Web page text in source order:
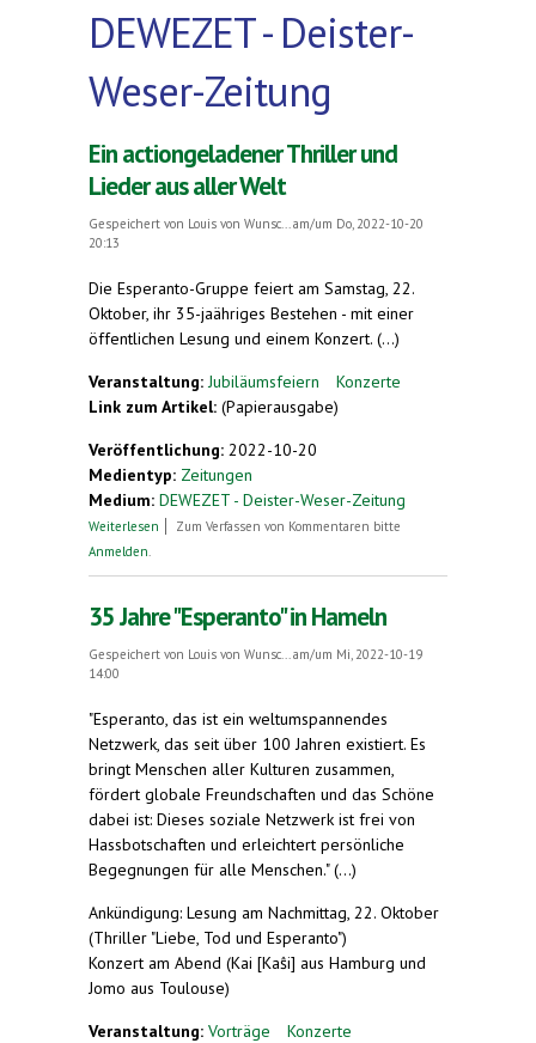
DEWEZET - Deister-
Weser-Zeitung
Ein actiongeladener Thriller und
Lieder aus aller Welt
Gespeichert von Louis von Wunsc...
am/um Do, 2022-10-20
20:13
Die Esperanto-Gruppe feiert am Samstag, 22.
Oktober, ihr 35-jaähriges Bestehen - mit einer
öffentlichen Lesung und einem Konzert. (...)
Veranstaltung: Jubiläumsfeiern
Konzerte
Link zum Artikel: (Papierausgabe)
Veröffentlichung: 2022-10-20
Medientyp: Zeitungen
Medium: DEWEZET - Deister-Weser-Zeitung
Weiterlesen über Ein actiongeladener Thriller und Lieder aus
Zum Verfassen von Kommentaren bitte
Anmelden
35 Jahre "Esperanto" in Hameln
Gespeichert von Louis von Wunsc...
am/um Mi, 2022-10-19
14:00
"Esperanto, das ist ein weltumspannendes
Netzwerk, das seit über 100 Jahren existiert. Es
bringt Menschen aller Kulturen zusammen,
fördert globale Freundschaften und das Schöne
dabei ist: Dieses soziale Netzwerk ist frei von
Hassbotschaften und erleichtert persönliche
Begegnungen für alle Menschen." (...)
Ankündigung: Lesung am Nachmittag, 22. Oktober
(Thriller "Liebe, Tod und Esperanto")
Konzert am Abend (Kai [Kaŝi] aus Hamburg und
Jomo aus Toulouse)
Veranstaltung: Vorträge
Konzerte